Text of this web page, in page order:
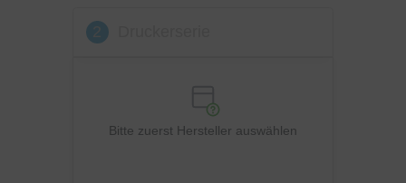
OKI
Bitte zuerst Hersteller auswählen